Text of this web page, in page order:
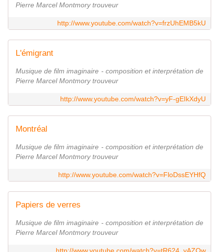
Pierre Marcel Montmory trouveur
http://www.youtube.com/watch?v=frzUhEMB5kU
L'émigrant
Musique de film imaginaire - composition et interprétation de
Pierre Marcel Montmory trouveur
http://www.youtube.com/watch?v=yF-gEIkXdyU
Montréal
Musique de film imaginaire - composition et interprétation de
Pierre Marcel Montmory trouveur
http://www.youtube.com/watch?v=FloDssEYHfQ
Papiers de verres
Musique de film imaginaire - composition et interprétation de
Pierre Marcel Montmory trouveur